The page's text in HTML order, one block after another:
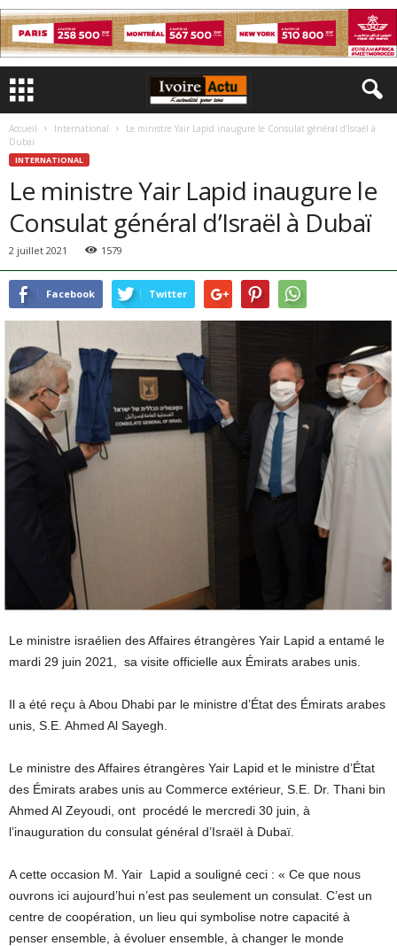
Accueil International
Le ministre Yair Lapid inaugure le Consulat général d’Israël à
Dubaï
INTERNATIONAL
Le ministre Yair Lapid inaugure le
Consulat général d’Israël à Dubaï
2 juillet 2021 1579
Facebook Twitter
Le ministre israélien des Affaires étrangères Yair Lapid a entamé le
mardi 29 juin 2021, sa visite officielle aux Émirats arabes unis.
Il a été reçu à Abou Dhabi par le ministre d’État des Émirats arabes
unis, S.E. Ahmed Al Sayegh.
Le ministre des Affaires étrangères Yair Lapid et le ministre d’État
des Émirats arabes unis au Commerce extérieur, S.E. Dr. Thani bin
Ahmed Al Zeyoudi, ont procédé le mercredi 30 juin, à
l’inauguration du consulat général d’Israël à Dubaï.
A cette occasion M. Yair Lapid a souligné ceci : « Ce que nous
ouvrons ici aujourd’hui n’est pas seulement un consulat. C’est un
centre de coopération, un lieu qui symbolise notre capacité à
penser ensemble, à évoluer ensemble, à changer le monde